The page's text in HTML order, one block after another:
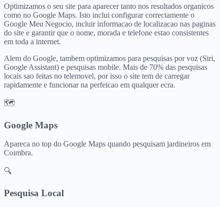
Optimizamos o seu site para aparecer tanto nos resultados organicos
como no Google Maps. Isto inclui configurar correctamente o
Google Meu Negocio, incluir informacao de localizacao nas paginas
do site e garantir que o nome, morada e telefone estao consistentes
em toda a internet.
Alem do Google, tambem optimizamos para pesquisas por voz (Siri,
Google Assistant) e pesquisas mobile. Mais de 70% das pesquisas
locais sao feitas no telemovel, por isso o site tem de carregar
rapidamente e funcionar na perfeicao em qualquer ecra.
🗺️
Google Maps
Apareca no top do Google Maps quando pesquisam jardineiros em
Coimbra.
🔍
Pesquisa Local